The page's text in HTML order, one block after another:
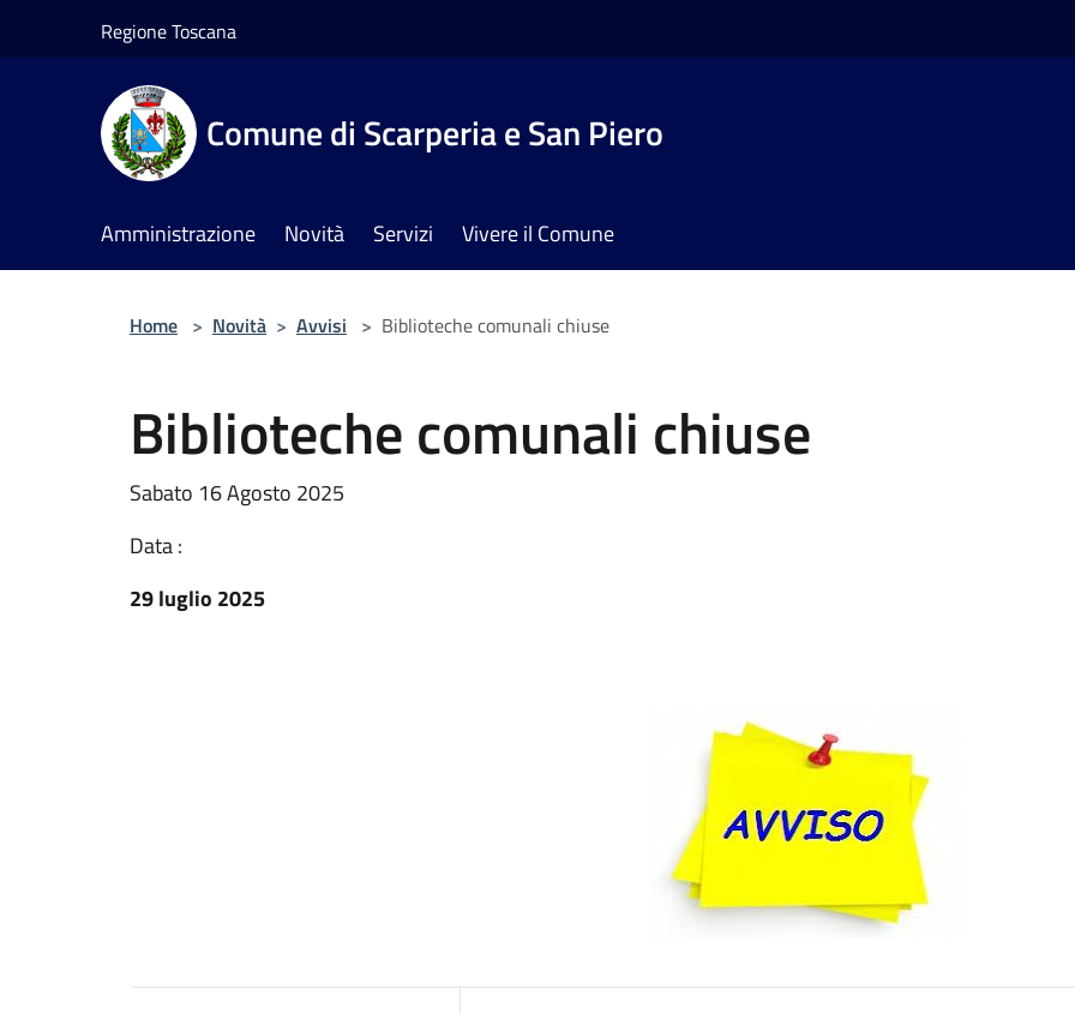
Regione Toscana
Comune di Scarperia e San Piero
Amministrazione Novità Servizi Vivere il Comune
Home > Novità > Avvisi > Biblioteche comunali chiuse
Biblioteche comunali chiuse
Sabato 16 Agosto 2025
Data :
29 luglio 2025